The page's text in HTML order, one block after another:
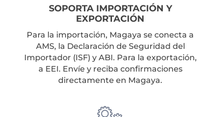
SOPORTA IMPORTACIÓN Y
EXPORTACIÓN
Para la importación, Magaya se conecta a
AMS, la Declaración de Seguridad del
Importador (ISF) y ABI. Para la exportación,
a EEI. Envíe y reciba confirmaciones
directamente en Magaya.